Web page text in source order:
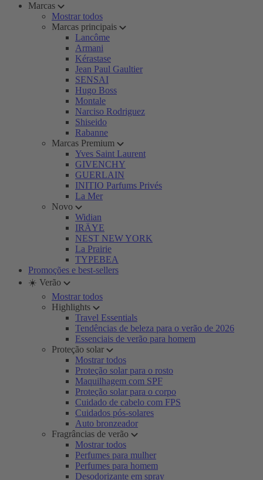
Marcas
Mostrar todos
Marcas principais
Lancôme
Armani
Kérastase
Jean Paul Gaultier
SENSAI
Hugo Boss
Montale
Narciso Rodriguez
Shiseido
Rabanne
Marcas Premium
Yves Saint Laurent
GIVENCHY
GUERLAIN
INITIO Parfums Privés
La Mer
Novo
Widian
IRÄYE
NEST NEW YORK
La Prairie
TYPEBEA
Promoções e best-sellers
☀️ Verão
Mostrar todos
Highlights
Travel Essentials
Tendências de beleza para o verão de 2026
Essenciais de verão para homem
Proteção solar
Mostrar todos
Proteção solar para o rosto
Maquilhagem com SPF
Proteção solar para o corpo
Cuidado de cabelo com FPS
Cuidados pós-solares
Auto bronzeador
Fragrâncias de verão
Mostrar todos
Perfumes para mulher
Perfumes para homem
Desodorizante em spray